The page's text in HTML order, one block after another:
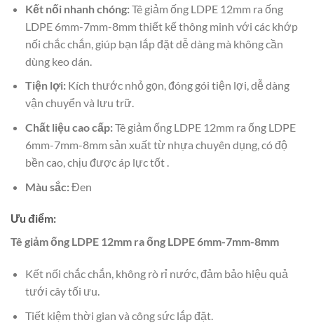
Kết nối nhanh chóng:Tê giảm ống LDPE 12mm ra ống
LDPE 6mm-7mm-8mm thiết kế thông minh với các khớp
nối chắc chắn, giúp bạn lắp đặt dễ dàng mà không cần
dùng keo dán.
Tiện lợi:Kích thước nhỏ gọn, đóng gói tiện lợi, dễ dàng
vận chuyển và lưu trữ.
Chất liệu cao cấp:Tê giảm ống LDPE 12mm ra ống LDPE
6mm-7mm-8mm sản xuất từ nhựa chuyên dụng, có độ
bền cao, chịu được áp lực tốt .
Màu sắc:Đen
Ưu điểm:
Tê giảm ống LDPE 12mm ra ống LDPE 6mm-7mm-8mm
Kết nối chắc chắn, không rò rỉ nước, đảm bảo hiệu quả
tưới cây tối ưu.
Tiết kiệm thời gian và công sức lắp đặt.